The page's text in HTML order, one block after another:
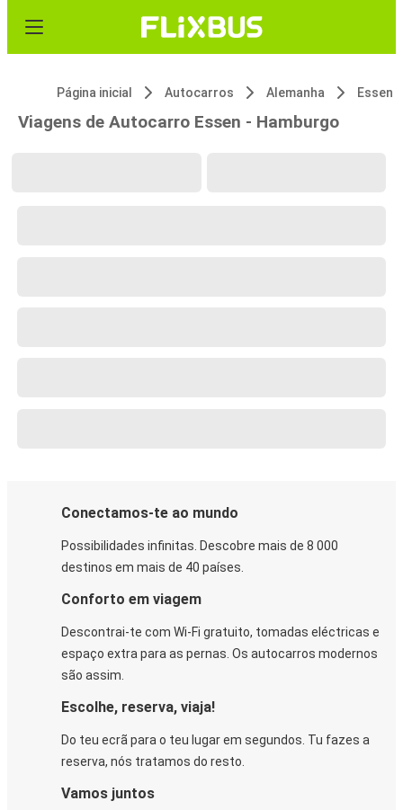
Página inicial Autocarros Alemanha Essen
Viagens de Autocarro Essen - Hamburgo
Conectamos-te ao mundo
Possibilidades infinitas. Descobre mais de 8 000
destinos em mais de 40 países.
Conforto em viagem
Descontrai-te com Wi-Fi gratuito, tomadas eléctricas e
espaço extra para as pernas. Os autocarros modernos
são assim.
Escolhe, reserva, viaja!
Do teu ecrã para o teu lugar em segundos. Tu fazes a
reserva, nós tratamos do resto.
Vamos juntos